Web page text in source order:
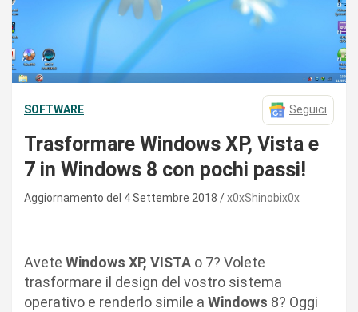
SOFTWARE Seguici
Trasformare Windows XP, Vista e
7 in Windows 8 con pochi passi!
Aggiornamento del 4 Settembre 2018 x0xShinobix0x
Avete Windows XP, VISTA o 7? Volete
trasformare il design del vostro sistema
operativo e renderlo simile a Windows 8? Oggi